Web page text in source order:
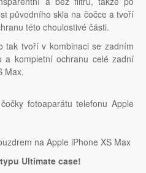
původního skla na čočce a tvoří
této choulostivé části.
tak tvoří v kombinaci se zadním
a kompletní ochranu celé zadní
Max.
fotoaparátu telefonu Apple
na Apple iPhone XS Max
Ultimate case!